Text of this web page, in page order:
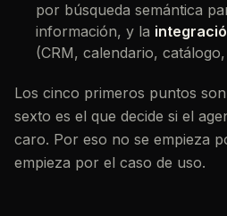
por búsqueda semántica
información, y la
(CRM, calendario,
Los cinco primeros puntos
sexto es el que decide si el
caro. Por eso no se empieza
empieza por el caso de uso.